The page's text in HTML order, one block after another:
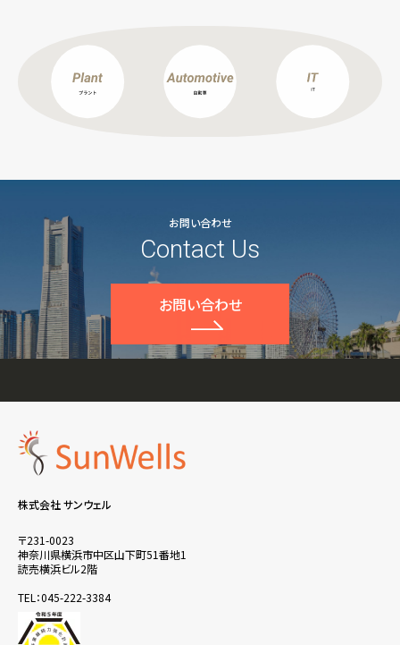
お問い合わせ
Contact Us
お問い合わせ
株式会社 サンウェル
〒231-0023
神奈川県横浜市中区山下町51番地1
読売横浜ビル2階
TEL：045-222-3384